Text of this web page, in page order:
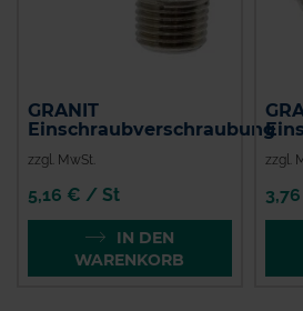
GRANIT
Einschraubverschraubung
zzgl. MwSt.
5,16 € / St
IN DEN
WARENKORB
zzgl.